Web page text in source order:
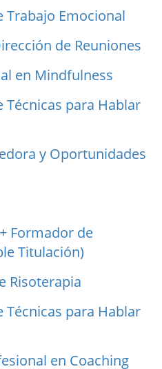
Trabajo Emocional
de Reuniones
en Mindfulness
Técnicas para Hablar
y Oportunidades
Formador de
Titulación)
Risoterapia
Técnicas para Hablar
en Coaching